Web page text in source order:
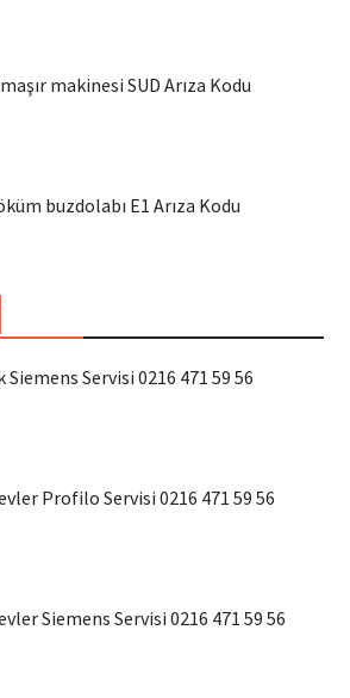
makinesi SUD Arıza Kodu
buzdolabı E1 Arıza Kodu
Siemens Servisi 0216 471 59 56
Profilo Servisi 0216 471 59 56
Siemens Servisi 0216 471 59 56